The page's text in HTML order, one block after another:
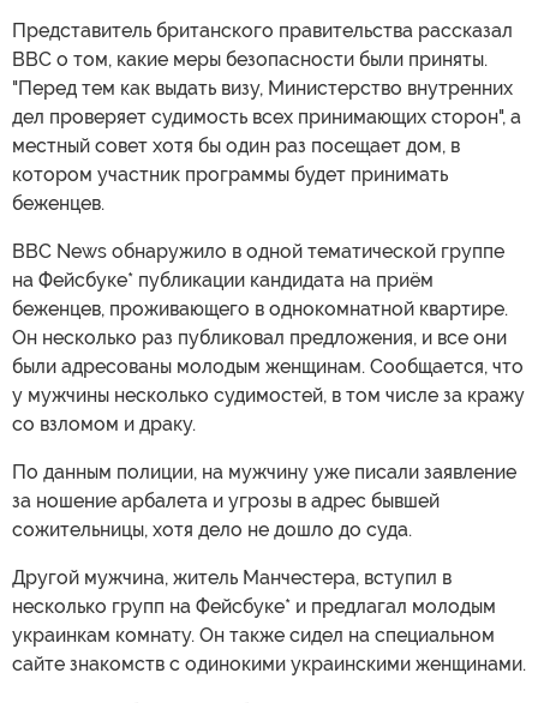
Представитель британского правительства рассказал
BBC о том, какие меры безопасности были приняты.
"Перед тем как выдать визу, Министерство внутренних
дел проверяет судимость всех принимающих сторон", а
местный совет хотя бы один раз посещает дом, в
котором участник программы будет принимать
беженцев.
BBC News обнаружило в одной тематической группе
на Фейсбуке* публикации кандидата на приём
беженцев, проживающего в однокомнатной квартире.
Он несколько раз публиковал предложения, и все они
были адресованы молодым женщинам. Сообщается, что
у мужчины несколько судимостей, в том числе за кражу
со взломом и драку.
По данным полиции, на мужчину уже писали заявление
за ношение арбалета и угрозы в адрес бывшей
сожительницы, хотя дело не дошло до суда.
Другой мужчина, житель Манчестера, вступил в
несколько групп на Фейсбуке* и предлагал молодым
украинкам комнату. Он также сидел на специальном
сайте знакомств с одинокими украинскими женщинами.